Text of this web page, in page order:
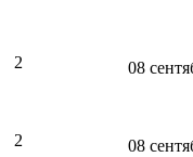
2 08
2 08